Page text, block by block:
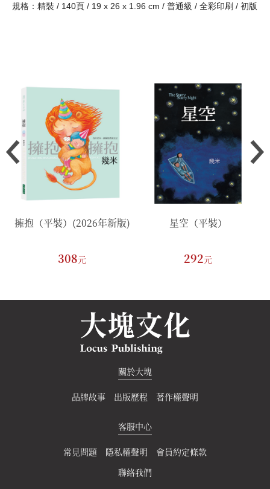
規格：精裝 / 140頁 / 19 x 26 x 1.96 cm / 普通級 / 全彩印刷 / 初版
擁抱（平裝）(2026年新版)
308元
星空（平裝）
292元
關於大塊
品牌故事 出版歷程 著作權聲明
客服中心
常見問題 隱私權聲明
會員約定條款
聯絡我們